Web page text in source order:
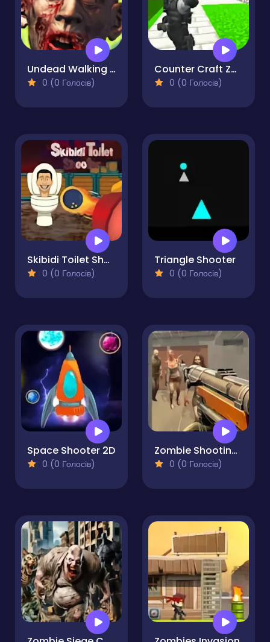
Undead Walking Experiment
0 (0 Голосів)
Counter Craft Zombies
0 (0 Голосів)
Skibidi Toilet Shooter
0 (0 Голосів)
Triangle Shooter
0 (0 Голосів)
Space Shooter 2D
0 (0 Голосів)
Zombie Shooting King
0 (0 Голосів)